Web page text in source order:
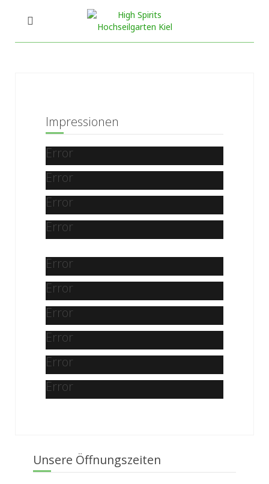
Impressionen
Error
Error
Error
Error
Error
Error
Error
Error
Error
Error
Unsere Öffnungszeiten